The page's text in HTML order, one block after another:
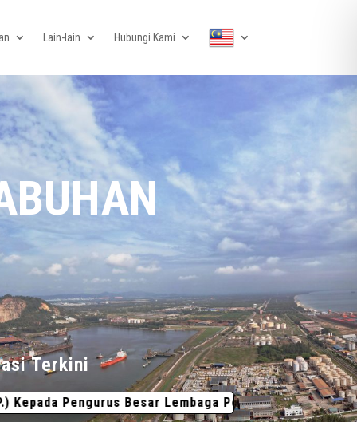
Lain-lain Hubungi Kami
Terkini
Besar Lembaga Pelabuhan Kuantan (LPKtn)